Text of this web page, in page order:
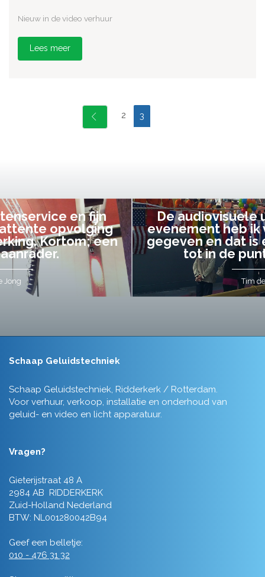
Nieuw in de video verhuur
Lees meer
2 3
De audiovisuele uitvoering van ons
evenement heb ik volledig uit handen
gegeven en dat is een aanrader! Alles
tot in de puntjes verzorgd.
Tim de Lange
Schaap Geluidstechniek
Schaap Geluidstechniek, Ridderkerk / Rotterdam.
Voor verhuur, verkoop, installatie en onderhoud van
geluid- en video en licht apparatuur.
Vragen?
Gieterijstraat 48 A
2984 AB RIDDERKERK
Zuid-Holland Nederland
BTW: NL001280042B94
Geef een belletje:
010 - 476 31 32